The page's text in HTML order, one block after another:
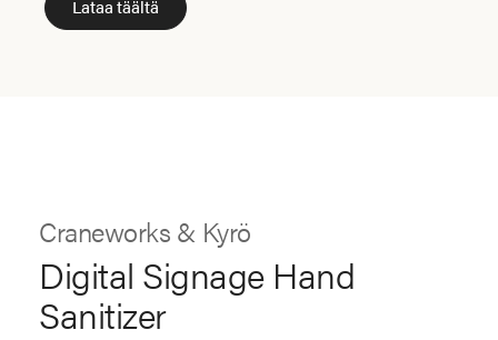
Lataa täältä
Craneworks & Kyrö
Digital Signage Hand
Sanitizer